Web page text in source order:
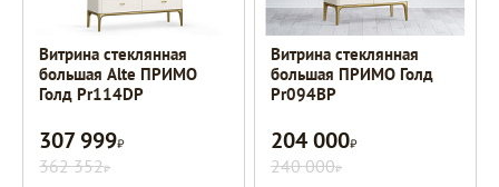
Витрина стеклянная
большая Alte ПРИМО
Голд Pr114DP
307 999Р
362 352Р
Витрина стеклянная
большая ПРИМО Голд
Pr094BP
204 000Р
240 000Р